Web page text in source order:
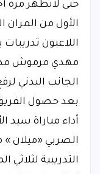
حتى لاتظهر مرة
الأول من المران
اللاعبون
مهدي مرموش
الجانب البدني
بعد حصول
أداء مباراة سيد
الصربي «ميلان
التدريبية